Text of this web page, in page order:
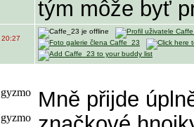
tým môže byť
20:27
Mně přijde